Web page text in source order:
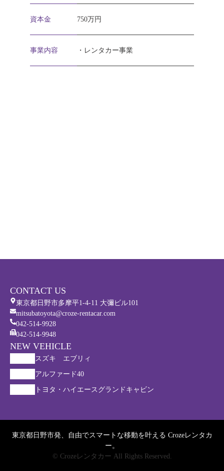
資本金 750万円
事業内容 ・レンタカー事業
CONTACT US
東京都日野市多摩平1-4-11 大彌ビル101
mitsubatoyota@croze-rentacar.com
042-514-9928
042-514-9948
NEW VEHICLE
スズキ エブリィ
アルファード40
トヨタ・ハイエースグランドキャビン
東京都日野市発、自由でスマートな移動を叶える Crozeレンタカ
ー。
© Crozeレンタカー All Rights Reserved.